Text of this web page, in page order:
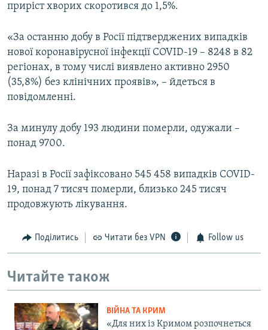
приріст хворих скоротився до 1,5%.
«За останню добу в Росії підтверджених випадків
нової коронавірусної інфекції COVID-19 – 8248 в 82
регіонах, в тому числі виявлено активно 2950
(35,8%) без клінічних проявів», – йдеться в
повідомленні.
За минулу добу 193 людини померли, одужали –
понад 9700.
Наразі в Росії зафіксовано 545 458 випадків COVID-
19, понад 7 тисяч померли, близько 245 тисяч
продовжують лікування.
Поділитись Читати без VPN Follow us
Читайте також
ВІЙНА ТА КРИМ
«Для них із Кримом розпочнеться